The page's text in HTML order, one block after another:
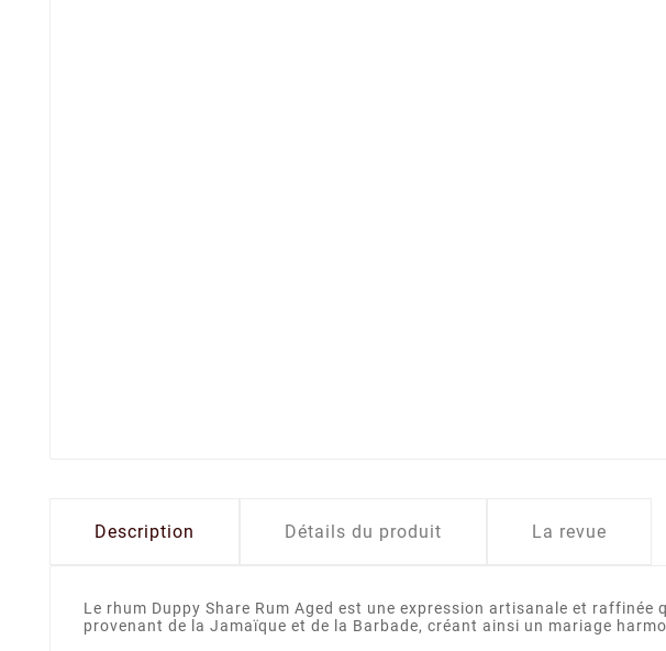
Description Détails du produit La revue
Le rhum Duppy Share Rum Aged est une expression artisanale et
provenant de la Jamaïque et de la Barbade, créant ainsi un mariage